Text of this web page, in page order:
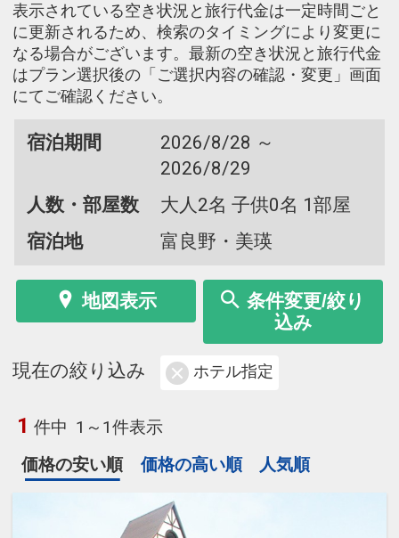
表示されている空き状況と旅行代金は一定時間ごと
に更新されるため、検索のタイミングにより変更に
なる場合がございます。最新の空き状況と旅行代金
はプラン選択後の「ご選択内容の確認・変更」画面
にてご確認ください。
宿泊期間
2026/8/28 ～
2026/8/29
人数・部屋数
大人2名 子供0名 1部屋
宿泊地
富良野・美瑛
地図表示
条件変更/絞り
込み
現在の絞り込み ホテル指定
1 件中 1～1件表示
価格の安い順
価格の高い順 人気順